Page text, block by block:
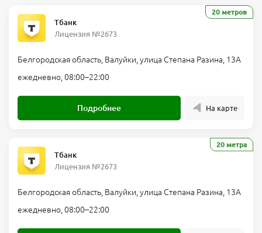
20 метров
Тбанк
Лицензия №2673
Белгородская область, Валуйки, улица Степана Разина, 13А
ежедневно, 08:00–22:00
Подробнее На карте
20 метра
Тбанк
Лицензия №2673
Белгородская область, Валуйки, улица Степана Разина, 13А
ежедневно, 08:00–22:00